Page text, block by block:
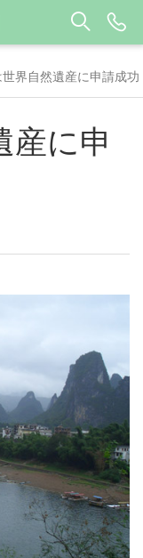
界自然遺産に申請成功
産に申